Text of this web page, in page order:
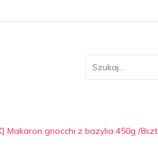
Makaron gnocchi z bazylia 450g /8szt